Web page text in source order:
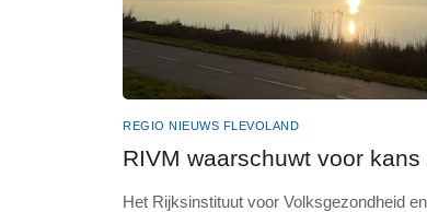
REGIO NIEUWS FLEVOLAND
RIVM waarschuwt voor
Het Rijksinstituut voor Volksgezondheid